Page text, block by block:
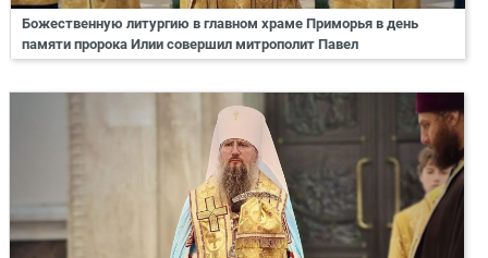
Божественную литургию в главном храме Приморья в день
памяти пророка Илии совершил митрополит Павел